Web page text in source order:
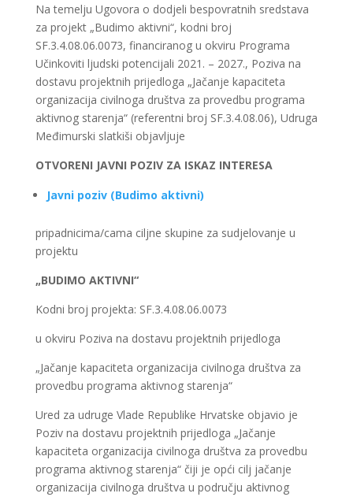
Na temelju Ugovora o dodjeli bespovratnih sredstava
za projekt „Budimo aktivni“, kodni broj
SF.3.4.08.06.0073, financiranog u okviru Programa
Učinkoviti ljudski potencijali 2021. – 2027., Poziva na
dostavu projektnih prijedloga „Jačanje kapaciteta
organizacija civilnoga društva za provedbu programa
aktivnog starenja“ (referentni broj SF.3.4.08.06), Udruga
Međimurski slatkiši objavljuje
OTVORENI JAVNI POZIV ZA ISKAZ INTERESA
Javni poziv (Budimo aktivni)
pripadnicima/cama ciljne skupine za sudjelovanje u
projektu
„BUDIMO AKTIVNI“
Kodni broj projekta: SF.3.4.08.06.0073
u okviru Poziva na dostavu projektnih prijedloga
„Jačanje kapaciteta organizacija civilnoga društva za
provedbu programa aktivnog starenja“
Ured za udruge Vlade Republike Hrvatske objavio je
Poziv na dostavu projektnih prijedloga „Jačanje
kapaciteta organizacija civilnoga društva za provedbu
programa aktivnog starenja“ čiji je opći cilj jačanje
organizacija civilnoga društva u području aktivnog